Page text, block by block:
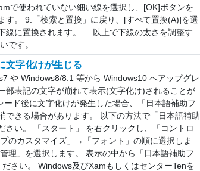
で使われていない細い線を選択し、[OK]ボタンを
す。 9.「検索と置換」に戻り、[すべて置換(A)]を選
線に置換されます。 以上で下線の太さを調整す
です。
文字化けが生じる
や Windows8/8.1 等から Windows10 へアップグレ
部表記の文字が崩れて表示(文字化け)されることが
ド後に文字化けが発生した場合、「日本語補助フ
できる場合があります。 以下の方法で「日本語補助
さい。 「スタート」 を右クリックし、「コントロ
のカスタマイズ」→「フォント」の順に選択しま
理」を選択します。 表示の中から「日本語補助フ
さい。 Windows及びXamもしくはセンターTenを